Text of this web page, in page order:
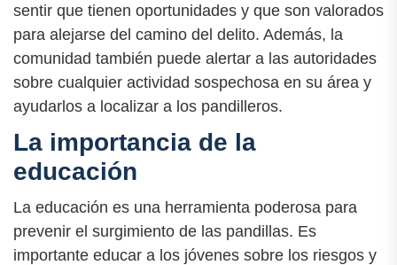
sentir que tienen oportunidades y que son valorados
para alejarse del camino del delito. Además, la
comunidad también puede alertar a las autoridades
sobre cualquier actividad sospechosa en su área y
ayudarlos a localizar a los pandilleros.
La importancia de la
educación
La educación es una herramienta poderosa para
prevenir el surgimiento de las pandillas. Es
importante educar a los jóvenes sobre los riesgos y